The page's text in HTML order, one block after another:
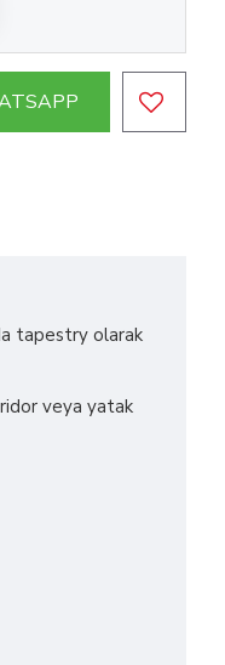
tapestry olarak
veya yatak